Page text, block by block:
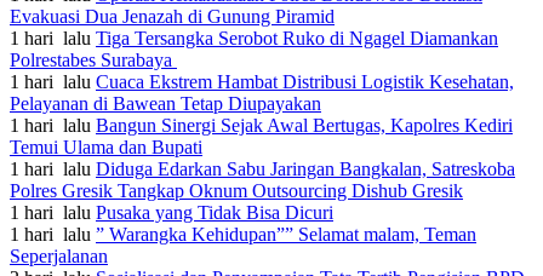
Evakuasi Dua Jenazah di Gunung Piramid
1 hari lalu Tiga Tersangka Serobot Ruko di Ngagel Diamankan
Polrestabes Surabaya
1 hari lalu Cuaca Ekstrem Hambat Distribusi Logistik Kesehatan,
Pelayanan di Bawean Tetap Diupayakan
1 hari lalu Bangun Sinergi Sejak Awal Bertugas, Kapolres Kediri
Temui Ulama dan Bupati
1 hari lalu Diduga Edarkan Sabu Jaringan Bangkalan, Satreskoba
Polres Gresik Tangkap Oknum Outsourcing Dishub Gresik
1 hari lalu Pusaka yang Tidak Bisa Dicuri
1 hari lalu ” Warangka Kehidupan”” Selamat malam, Teman
Seperjalanan